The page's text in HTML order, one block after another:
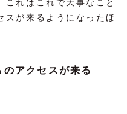
これはこれで大事なこと
スが来るようになったほ
アクセスが来る